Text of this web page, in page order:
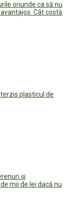
oriunde ca să nu
Cât costă
plasticul de
și
mii de lei dacă nu